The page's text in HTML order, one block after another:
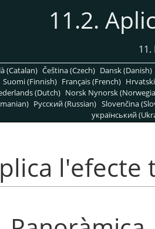
11.2.
(Catalan) Čeština (Czech) Dansk (Danish)
Suomi (Finnish) Français (French)
(Dutch) Norsk Nynorsk
Pусский (Russian) Slovenčina
український
l'efecte